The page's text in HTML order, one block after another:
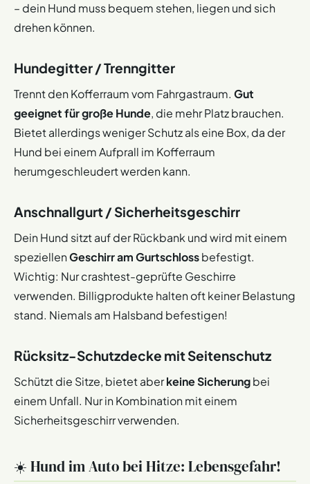
– dein Hund muss bequem stehen, liegen und sich
drehen können.
Hundegitter / Trenngitter
Trennt den Kofferraum vom Fahrgastraum. Gut
geeignet für große Hunde, die mehr Platz brauchen.
Bietet allerdings weniger Schutz als eine Box, da der
Hund bei einem Aufprall im Kofferraum
herumgeschleudert werden kann.
Anschnallgurt / Sicherheitsgeschirr
Dein Hund sitzt auf der Rückbank und wird mit einem
speziellenGeschirr am Gurtschlossbefestigt.
Wichtig: Nur crashtest-geprüfte Geschirre
verwenden. Billigprodukte halten oft keiner Belastung
stand. Niemals am Halsband befestigen!
Rücksitz-Schutzdecke mit Seitenschutz
Schützt die Sitze, bietet aberkeine Sicherungbei
einem Unfall. Nur in Kombination mit einem
Sicherheitsgeschirr verwenden.
☀️ Hund im Auto bei Hitze: Lebensgefahr!